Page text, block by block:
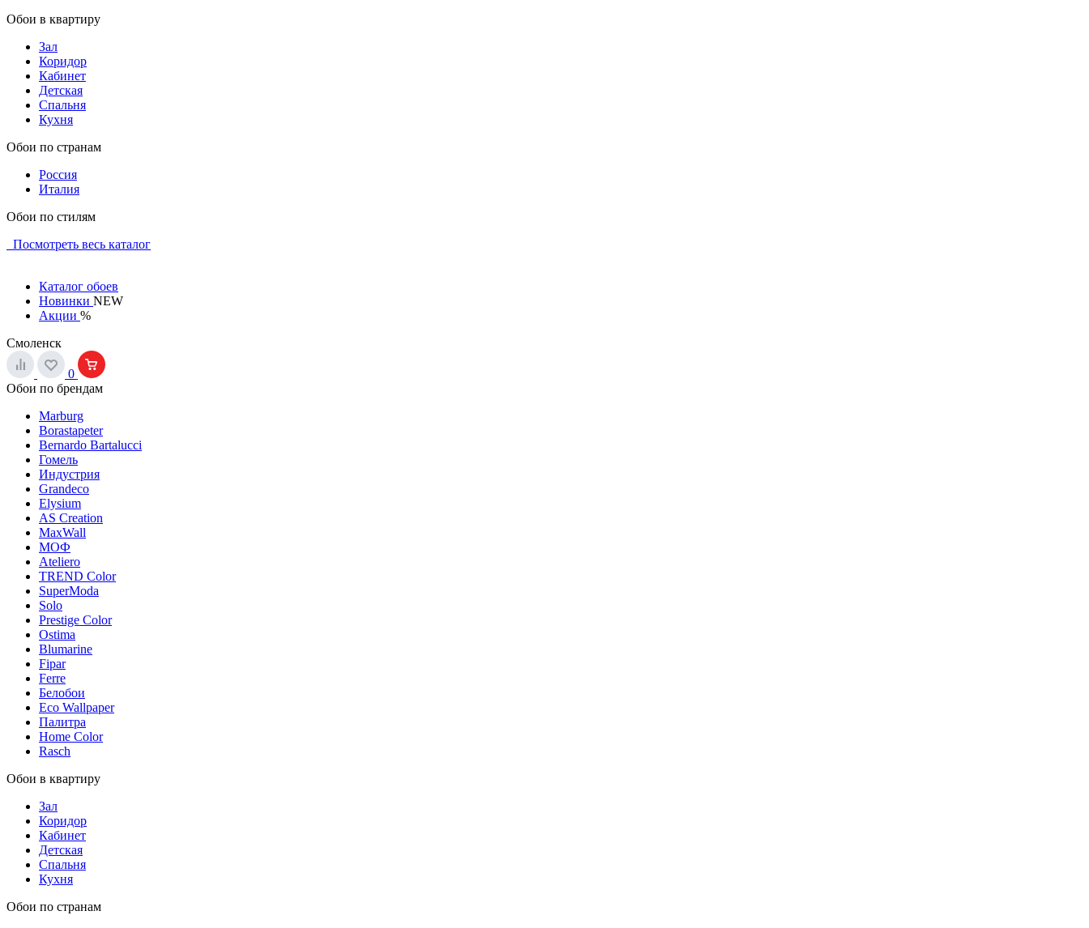
Обои в квартиру
Зал
Коридор
Кабинет
Детская
Спальня
Кухня
Обои по странам
Россия
Италия
Обои по стилям
Посмотреть весь каталог
Каталог обоев
Новинки NEW
Акции %
Смоленск
0
Обои по брендам
Marburg
Borastapeter
Bernardo Bartalucci
Гомель
Индустрия
Grandeco
Elysium
AS Creation
MaxWall
МОФ
Ateliero
TREND Color
SuperModa
Solo
Prestige Color
Ostima
Blumarine
Fipar
Ferre
Белобои
Eco Wallpaper
Палитра
Home Color
Rasch
Обои в квартиру
Зал
Коридор
Кабинет
Детская
Спальня
Кухня
Обои по странам